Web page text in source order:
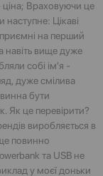
ціна; Враховуючи це
Цікаві
на перший
навіть вище дуже
собі ім'я -
дуже смілива
бути
Як це перевірити?
виробляється в
повинно
та USB не
у моєї доньки